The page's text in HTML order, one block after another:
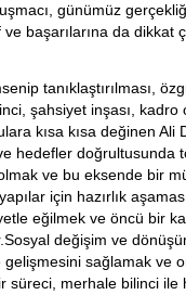
günümüz
başarılarına da dikkat
tanıklaştırılması,
şahsiyet inşası, kadro
kısa kısa değinen Ali
hedefler doğrultusunda
ve bu eksende bir
için hazırlık
eğilmek ve öncü bir
değişim ve
sağlamak ve
süreci, merhale bilinci ile